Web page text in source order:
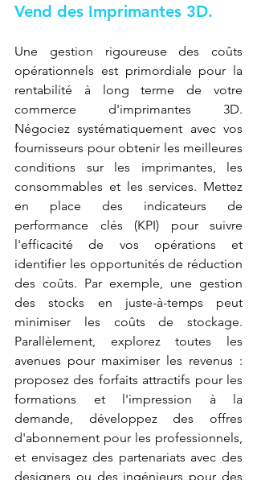
Vend des Imprimantes 3D.
Une gestion rigoureuse des coûts
opérationnels est primordiale pour la
rentabilité à long terme de votre
commerce d'imprimantes 3D.
Négociez systématiquement avec vos
fournisseurs pour obtenir les meilleures
conditions sur les imprimantes, les
consommables et les services. Mettez
en place des indicateurs de
performance clés (KPI) pour suivre
l'efficacité de vos opérations et
identifier les opportunités de réduction
des coûts. Par exemple, une gestion
des stocks en juste-à-temps peut
minimiser les coûts de stockage.
Parallèlement, explorez toutes les
avenues pour maximiser les revenus :
proposez des forfaits attractifs pour les
formations et l'impression à la
demande, développez des offres
d'abonnement pour les professionnels,
et envisagez des partenariats avec des
designers ou des ingénieurs pour des